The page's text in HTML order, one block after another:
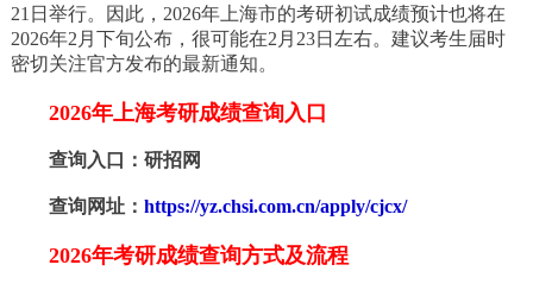
21日举行。因此，2026年上海市的考研初试成绩预计也将在
2026年2月下旬公布，很可能在2月23日左右。建议考生届时
密切关注官方发布的最新通知。
2026年上海考研成绩查询入口
查询入口：研招网
查询网址： https://yz.chsi.com.cn/apply/cjcx/
2026年考研成绩查询方式及流程